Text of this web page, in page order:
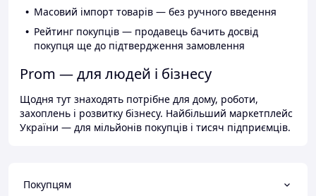
Масовий імпорт товарів — без ручного введення
Рейтинг покупців — продавець бачить досвід
покупця ще до підтвердження замовлення
Prom — для людей і бізнесу
Щодня тут знаходять потрібне для дому, роботи,
захоплень і розвитку бізнесу. Найбільший маркетплейс
України — для мільйонів покупців і тисяч підприємців.
Покупцям